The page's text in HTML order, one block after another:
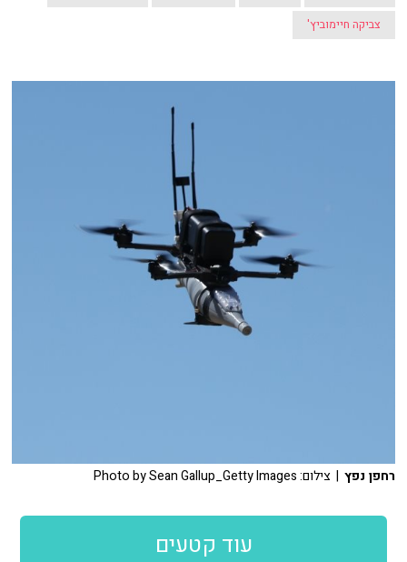
צביקה חיימוביץ'
רחפן נפץ | צילום: Photo by Sean Gallup_Getty Images
עוד קטעים